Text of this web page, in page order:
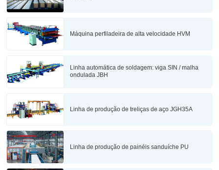
Máquina perfiladeira de alta velocidade HVM
Linha automática de soldagem: viga SIN / malha
ondulada JBH
Linha de produção de treliças de aço JGH35A
Linha de produção de painéis sanduíche PU